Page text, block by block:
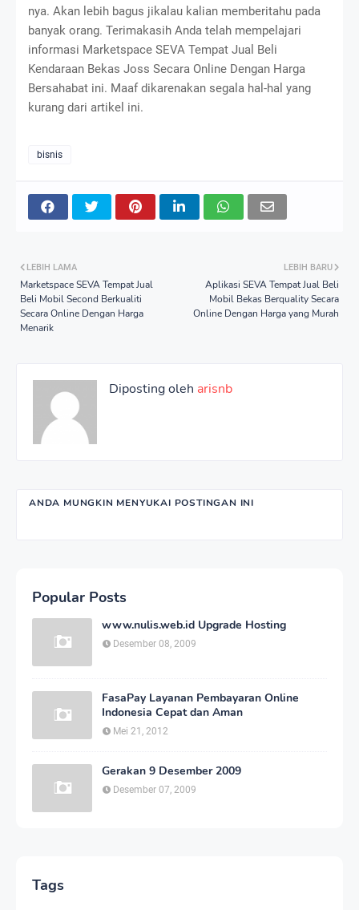
nya. Akan lebih bagus jikalau kalian memberitahu pada
banyak orang. Terimakasih Anda telah mempelajari
informasi Marketspace SEVA Tempat Jual Beli
Kendaraan Bekas Joss Secara Online Dengan Harga
Bersahabat ini. Maaf dikarenakan segala hal-hal yang
kurang dari artikel ini.
bisnis
LEBIH BARU
Aplikasi SEVA Tempat Jual Beli
Mobil Bekas Berquality Secara
Online Dengan Harga yang Murah
LEBIH LAMA
Marketspace SEVA Tempat Jual
Beli Mobil Second Berkualiti
Secara Online Dengan Harga
Menarik
Diposting oleh arisnb
ANDA MUNGKIN MENYUKAI POSTINGAN INI
Popular Posts
www.nulis.web.id Upgrade Hosting
Desember 08, 2009
FasaPay Layanan Pembayaran Online
Indonesia Cepat dan Aman
Mei 21, 2012
Gerakan 9 Desember 2009
Desember 07, 2009
Tags